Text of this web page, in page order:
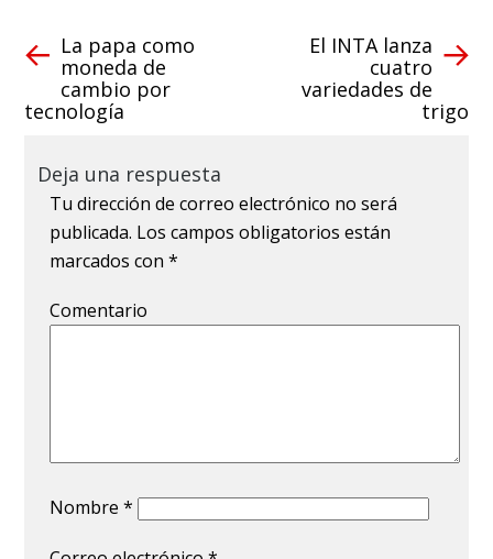
La papa como
moneda de
cambio por
tecnología
El INTA lanza
cuatro
variedades de
trigo
Deja una respuesta
Tu dirección de correo electrónico no será
publicada. Los campos obligatorios están
marcados con*
Comentario
Nombre*